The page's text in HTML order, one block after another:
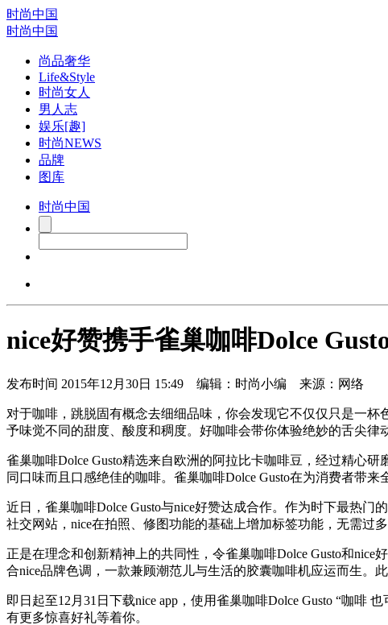
时尚中国
时尚中国
尚品奢华
Life&Style
时尚女人
男人志
娱乐[趣]
时尚NEWS
品牌
图库
时尚中国
nice好赞携手雀巢咖啡Dolce
发布时间 2015年12月30日 15:49 编辑：时尚小编 来源：网络
对于咖啡，跳脱固有概念去细细品味，你会发现它不仅仅只是一杯
予味觉不同的甜度、酸度和稠度。好咖啡会带你体验绝妙的舌尖律
雀巢咖啡Dolce Gusto精选来自欧洲的阿拉比卡咖啡豆，经过精心
同口味而且口感绝佳的咖啡。雀巢咖啡Dolce Gusto在为消费者带
近日，雀巢咖啡Dolce Gusto与nice好赞达成合作。作为时下最热
社交网站，nice在拍照、修图功能的基础上增加标签功能，无需过
正是在理念和创新精神上的共同性，令雀巢咖啡Dolce Gusto和nice
合nice品牌色调，一款兼顾潮范儿与生活的胶囊咖啡机应运而生。
即日起至12月31日下载nice app，使用雀巢咖啡Dolce Gusto “咖啡
有更多惊喜好礼等着你。